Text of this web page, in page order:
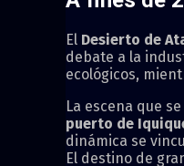
El Desierto de
debate a la
ecológicos,
La escena que
puerto de
dinámica se
El destino de